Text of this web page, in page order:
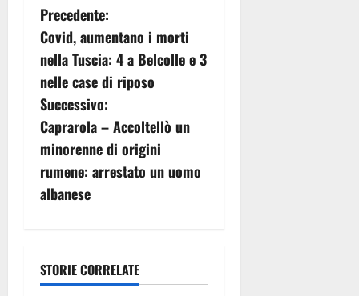
N
a
v
i
g
a
i
o
Precedente:
Covid, aumentano i morti
nella Tuscia: 4 a Belcolle e 3
nelle case di riposo
Successivo:
Caprarola – Accoltellò un
minorenne di origini
rumene: arrestato un uomo
albanese
STORIE CORRELATE